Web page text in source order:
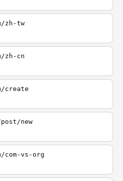
zh-tw
zh-cn
create
new
com-vs-org